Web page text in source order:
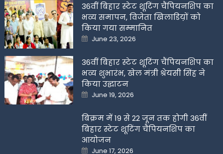
36वीं बिहार स्टेट शूटिंग चैंपियनशिप का
भव्य समापन, विजेता खिलाडिय़ों को
किया गया सम्मानित
Posted
on
June 23, 2026
36वीं बिहार स्टेट शूटिंग चैंपियनशिप का
भव्य शुभारंभ, खेल मंत्री श्रेयसी सिंह ने
किया उद्घाटन
Posted
on
June 19, 2026
बिक्रम में 19 से 22 जून तक होगी 36वीं
बिहार स्टेट शूटिंग चैंपियनशिप का
आयोजन
Posted
June 17, 2026